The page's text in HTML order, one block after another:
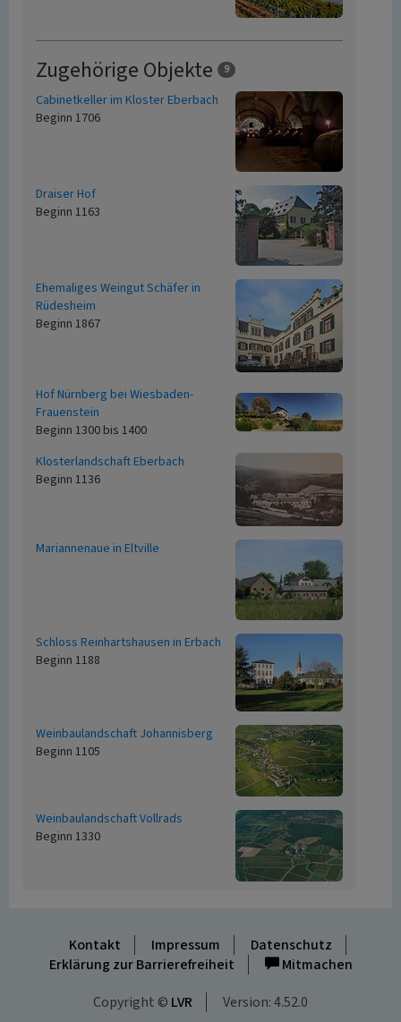
Zugehörige Objekte 9
Cabinetkeller im Kloster Eberbach
Beginn 1706
Draiser Hof
Beginn 1163
Ehemaliges Weingut Schäfer in
Rüdesheim
Beginn 1867
Hof Nürnberg bei Wiesbaden-
Frauenstein
Beginn 1300 bis 1400
Klosterlandschaft Eberbach
Beginn 1136
Mariannenaue in Eltville
Schloss Reinhartshausen in Erbach
Beginn 1188
Weinbaulandschaft Johannisberg
Beginn 1105
Weinbaulandschaft Vollrads
Beginn 1330
Kontakt Impressum
Datenschutz
Erklärung zur Barrierefreiheit
Mitmachen
Copyright © LVR Version: 4.52.0